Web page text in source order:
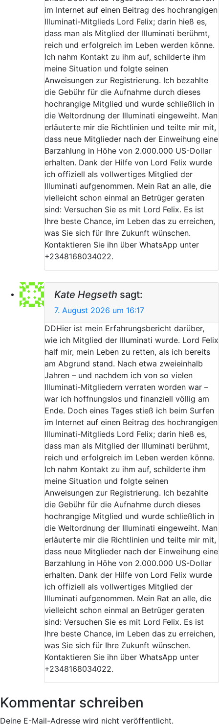
im Internet auf einen Beitrag des hochrangigen
Illuminati-Mitglieds Lord Felix; darin hieß es,
dass man als Mitglied der Illuminati berühmt,
reich und erfolgreich im Leben werden könne.
Ich nahm Kontakt zu ihm auf, schilderte ihm
meine Situation und folgte seinen
Anweisungen zur Registrierung. Ich bezahlte
die Gebühr für die Aufnahme durch dieses
hochrangige Mitglied und wurde schließlich in
die Weltordnung der Illuminati eingeweiht. Man
erläuterte mir die Richtlinien und teilte mir mit,
dass neue Mitglieder nach der Einweihung eine
Barzahlung in Höhe von 2.000.000 US-Dollar
erhalten. Dank der Hilfe von Lord Felix wurde
ich offiziell als vollwertiges Mitglied der
Illuminati aufgenommen. Mein Rat an alle, die
vielleicht schon einmal an Betrüger geraten
sind: Versuchen Sie es mit Lord Felix. Es ist
Ihre beste Chance, im Leben das zu erreichen,
was Sie sich für Ihre Zukunft wünschen.
Kontaktieren Sie ihn über WhatsApp unter
+2348168034022.
Kate Hegseth sagt:
7. August 2026 um 16:17
DDHier ist mein Erfahrungsbericht darüber,
wie ich Mitglied der Illuminati wurde. Lord Felix
half mir, mein Leben zu retten, als ich bereits
am Abgrund stand. Nach etwa zweieinhalb
Jahren – und nachdem ich von so vielen
Illuminati-Mitgliedern verraten worden war –
war ich hoffnungslos und finanziell völlig am
Ende. Doch eines Tages stieß ich beim Surfen
im Internet auf einen Beitrag des hochrangigen
Illuminati-Mitglieds Lord Felix; darin hieß es,
dass man als Mitglied der Illuminati berühmt,
reich und erfolgreich im Leben werden könne.
Ich nahm Kontakt zu ihm auf, schilderte ihm
meine Situation und folgte seinen
Anweisungen zur Registrierung. Ich bezahlte
die Gebühr für die Aufnahme durch dieses
hochrangige Mitglied und wurde schließlich in
die Weltordnung der Illuminati eingeweiht. Man
erläuterte mir die Richtlinien und teilte mir mit,
dass neue Mitglieder nach der Einweihung eine
Barzahlung in Höhe von 2.000.000 US-Dollar
erhalten. Dank der Hilfe von Lord Felix wurde
ich offiziell als vollwertiges Mitglied der
Illuminati aufgenommen. Mein Rat an alle, die
vielleicht schon einmal an Betrüger geraten
sind: Versuchen Sie es mit Lord Felix. Es ist
Ihre beste Chance, im Leben das zu erreichen,
was Sie sich für Ihre Zukunft wünschen.
Kontaktieren Sie ihn über WhatsApp unter
+2348168034022.
Kommentar schreiben
Deine E-Mail-Adresse wird nicht veröffentlicht.